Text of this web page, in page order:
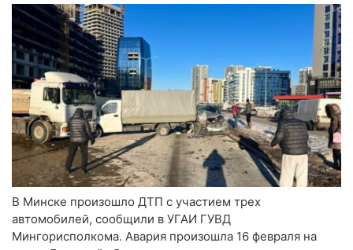
В Минске произошло ДТП с участием трех
автомобилей, сообщили в УГАИ ГУВД
Мингорисполкома. Авария произошла 16 февраля на